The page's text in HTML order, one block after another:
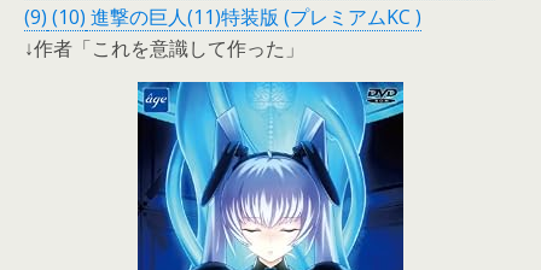
(9) (10) 進撃の巨人(11)特装版 (プレミアムKC )
↓作者「これを意識して作った」